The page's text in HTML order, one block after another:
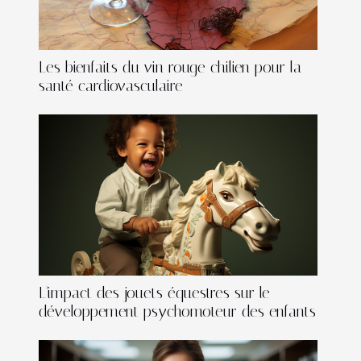
Les bienfaits du vin rouge chilien pour la
santé cardiovasculaire
L'impact des jouets équestres sur le
développement psychomoteur des enfants